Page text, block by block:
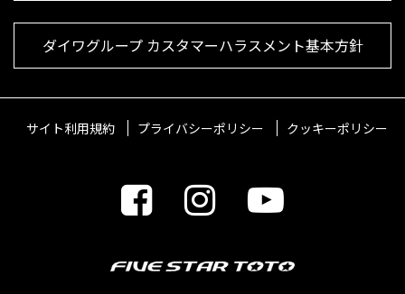
ダイワグループ カスタマーハラスメント基本方針
サイト利用規約 プライバシーポリシー クッキーポリシー